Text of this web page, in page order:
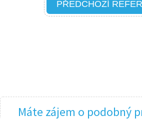
PŘEDCHOZÍ
Máte zájem o podobný